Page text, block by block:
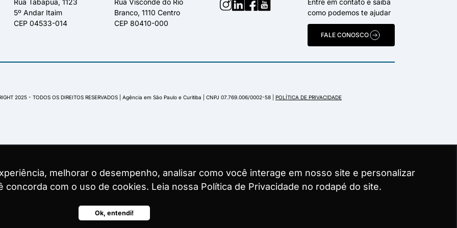
melhorar o desempenho, analisar como você interage em nosso site e personalizar
com o uso de cookies. Leia nossa Política de Privacidade no rodapé do site.
Ok, entendi!
melhorar o desempenho, analisar como você interage em nosso site e personalizar
com o uso de cookies. Leia nossa Política de Privacidade no rodapé do site.
Ok, entendi!
melhorar o desempenho, analisar como você interage em nosso site e personalizar
com o uso de cookies. Leia nossa Política de Privacidade no rodapé do site.
Ok, entendi!
Rua Tabapuã, 1123
5º Andar Itaim
CEP 04533-014
Rua Visconde do Rio
Branco, 1110 Centro
CEP 80410-000
Entre em contato e saiba
como podemos te ajudar
FALE CONOSCO
2025 - TODOS OS DIREITOS RESERVADOS | Agência em São Paulo e Curitiba | CNPJ 07.769.006/0002-58 | POLÍTICA DE PRIVACIDADE